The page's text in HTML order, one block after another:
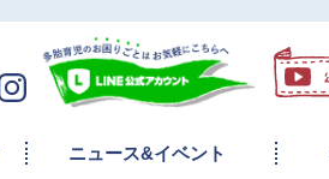
ニュース&イベント